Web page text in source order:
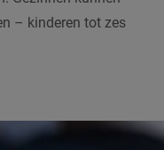
– kinderen tot zes